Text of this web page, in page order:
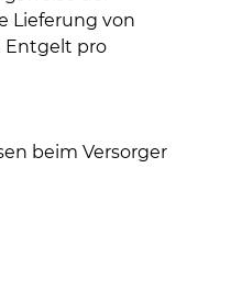
Lieferung von
Entgelt pro
beim Versorger